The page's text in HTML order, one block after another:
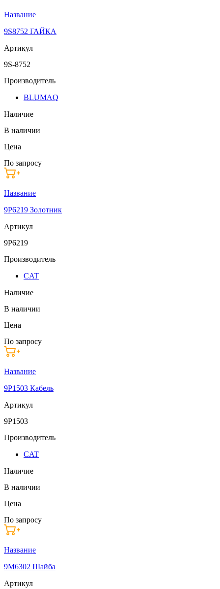
Название
9S8752 ГАЙКА
Артикул
9S-8752
Производитель
BLUMAQ
Наличие
В наличии
Цена
По запросу
Название
9P6219 Золотник
Артикул
9P6219
Производитель
CAT
Наличие
В наличии
Цена
По запросу
Название
9P1503 Кабель
Артикул
9P1503
Производитель
CAT
Наличие
В наличии
Цена
По запросу
Название
9M6302 Шайба
Артикул